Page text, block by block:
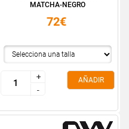
MATCHA-NEGRO
72€
+
-
+
-
AÑADIR